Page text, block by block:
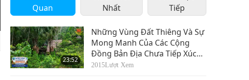
Quan
Nhất
Tiếp
23:52
Những Vùng Đất Thiêng Và Sự
Mong Manh Của Các Cộng
Đồng Bản Địa Chưa Tiếp Xúc
với Thế Giới Bên Ngoài, Phần 1
2015Lượt Xem